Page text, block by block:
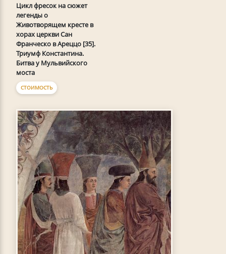
Цикл фресок на сюжет
легенды о
Животворящем кресте в
хорах церкви Сан
Франческо в Ареццо [35].
Триумф Константина.
Битва у Мульвийского
моста
СТОИМОСТЬ